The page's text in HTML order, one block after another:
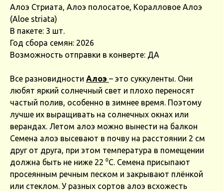
Алоэ Стриата, Алоэ полосатое, Коралловое Алоэ
(Aloe striata)
В пакете: 3 шт.
Год сбора семян: 2026
Возможность отправки в конверте: ДА
Все разновидности Алоэ – это суккуленты. Они
любят яркий солнечный свет и плохо переносят
частый полив, особенно в зимнее время. Поэтому
лучше их выращивать на солнечных окнах или
верандах. Летом алоэ можно вынести на балкон
Семена алоэ высевают в почву на расстоянии 2 см
друг от друга, при этом температура в помещении
должна быть не ниже 22 ⁰C. Семена присыпают
просеянным речным песком и закрывают плёнкой
или стеклом. У разных сортов алоэ всхожесть